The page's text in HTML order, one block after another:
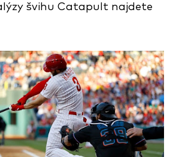
švihu Catapult najdete